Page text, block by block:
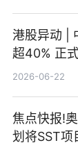
港股异动 |
超40% 正
板新材料业
2026-06-22
焦点快报!
划将SST项